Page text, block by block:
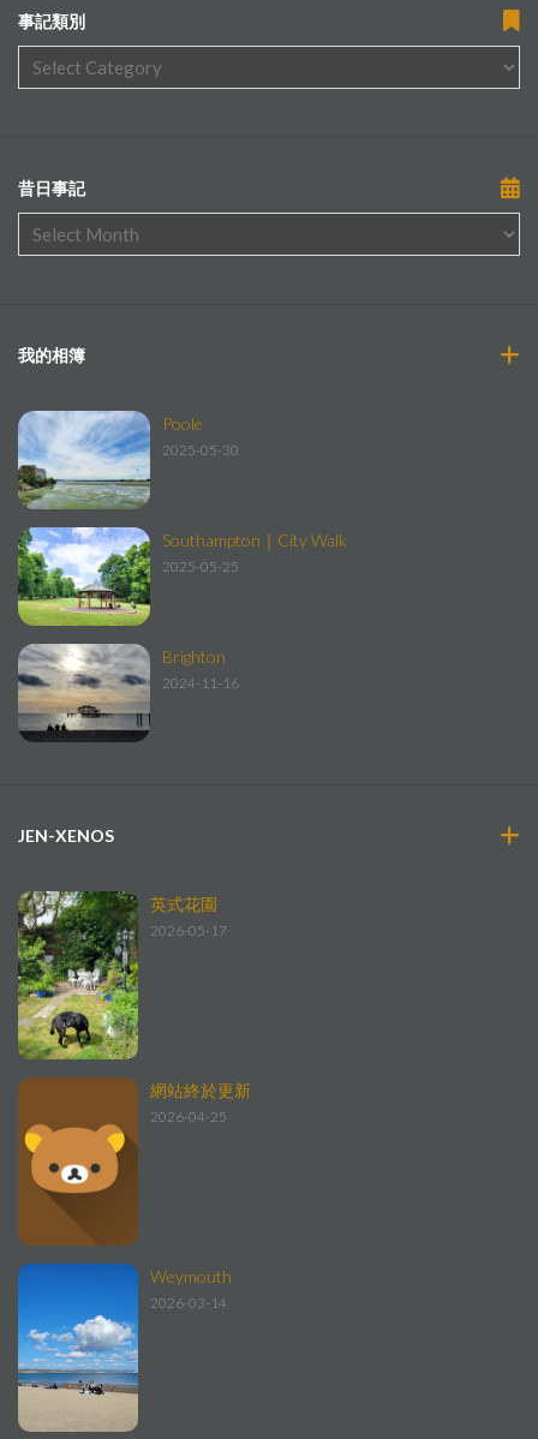
事記類別
昔日事記
我的相簿
Poole
2025-05-30
Southampton｜City Walk
2025-05-25
Brighton
2024-11-16
JEN-XENOS
英式花園
2026-05-17
網站終於更新
2026-04-25
Weymouth
2026-03-14